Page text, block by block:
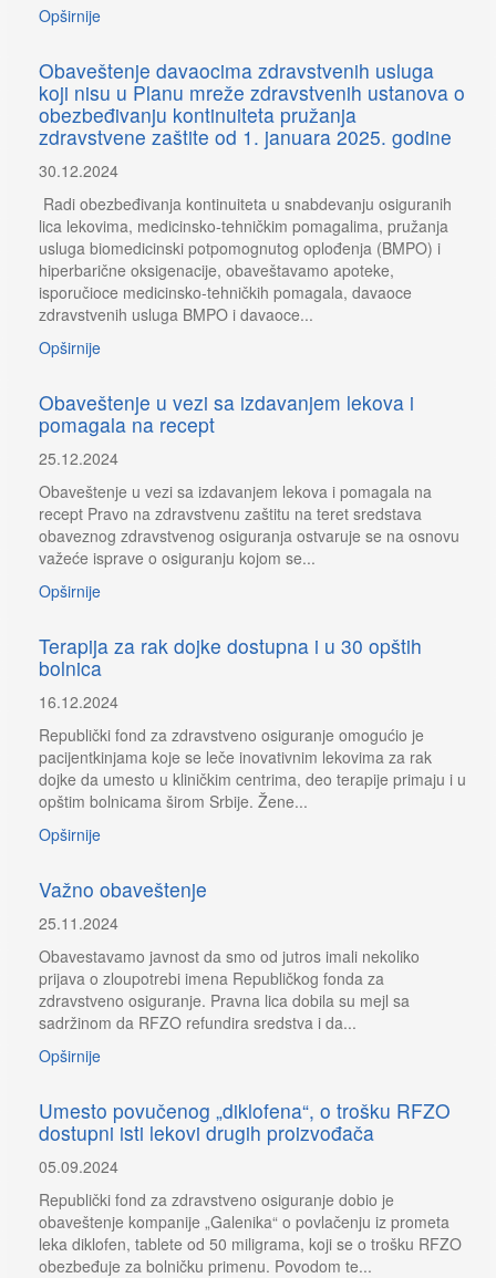
Opširnije
Obaveštenje davaocima zdravstvenih usluga
koji nisu u Planu mreže zdravstvenih ustanova o
obezbeđivanju kontinuiteta pružanja
zdravstvene zaštite od 1. januara 2025. godine
30.12.2024
Radi obezbeđivanja kontinuiteta u snabdevanju osiguranih
lica lekovima, medicinsko-tehničkim pomagalima, pružanja
usluga biomedicinski potpomognutog oplođenja (BMPO) i
hiperbarične oksigenacije, obaveštavamo apoteke,
isporučioce medicinsko-tehničkih pomagala, davaoce
zdravstvenih usluga BMPO i davaoce...
Opširnije
Obaveštenje u vezi sa izdavanjem lekova i
pomagala na recept
25.12.2024
Obaveštenje u vezi sa izdavanjem lekova i pomagala na
recept Pravo na zdravstvenu zaštitu na teret sredstava
obaveznog zdravstvenog osiguranja ostvaruje se na osnovu
važeće isprave o osiguranju kojom se...
Opširnije
Terapija za rak dojke dostupna i u 30 opštih
bolnica
16.12.2024
Republički fond za zdravstveno osiguranje omogućio je
pacijentkinjama koje se leče inovativnim lekovima za rak
dojke da umesto u kliničkim centrima, deo terapije primaju i u
opštim bolnicama širom Srbije. Žene...
Opširnije
Važno obaveštenje
25.11.2024
Obavestavamo javnost da smo od jutros imali nekoliko
prijava o zloupotrebi imena Republičkog fonda za
zdravstveno osiguranje. Pravna lica dobila su mejl sa
sadržinom da RFZO refundira sredstva i da...
Opširnije
Umesto povučenog „diklofena“, o trošku RFZO
dostupni isti lekovi drugih proizvođača
05.09.2024
Republički fond za zdravstveno osiguranje dobio je
obaveštenje kompanije „Galenika“ o povlačenju iz prometa
leka diklofen, tablete od 50 miligrama, koji se o trošku RFZO
obezbeđuje za bolničku primenu. Povodom te...